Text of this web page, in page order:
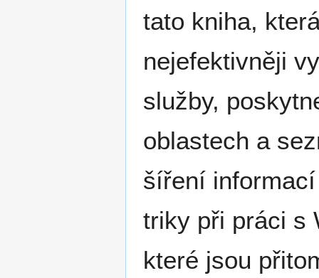
tato kniha,
nejefektivněji
služby,
oblastech a
šíření
triky při práci s
které jsou